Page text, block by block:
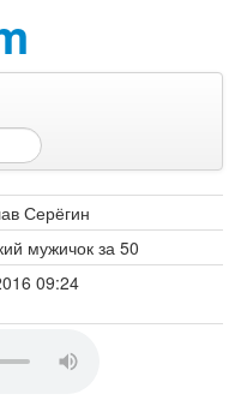
Серёгин
мужичок за 50
09:24